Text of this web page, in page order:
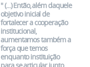
" (...) Então, além daquele
objetivo inicial de
fortalecer a cooperação
institucional,
aumentamos também a
força que temos
enquanto instituição